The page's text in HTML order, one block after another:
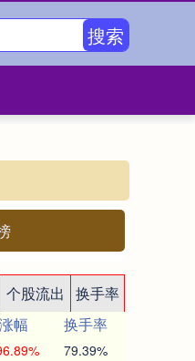
搜索
个股流出
换手率
涨幅
换手率
79.39%